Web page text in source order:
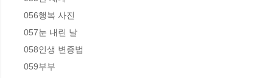
056행복 사진
057눈 내린 날
058인생 변증법
059부부